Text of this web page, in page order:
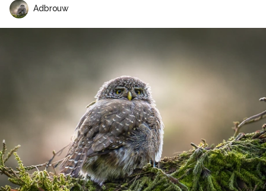
Adbrouw